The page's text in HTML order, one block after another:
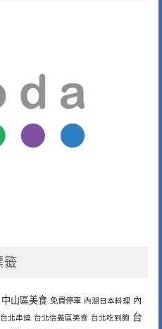
籤
中山區美食 免費停車 內湖日本料理 內
台北串燒 台北信義區美食 台北吃到飽 台